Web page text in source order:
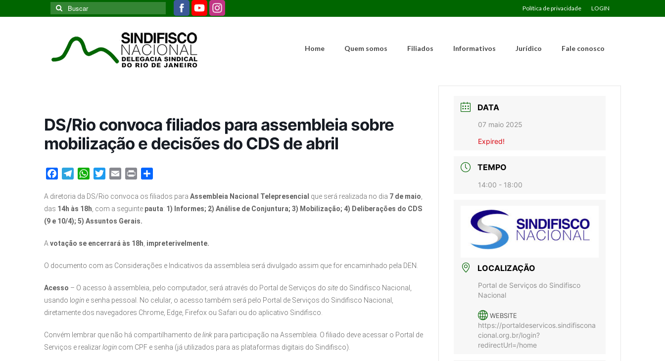
Política de privacidade LOGIN
Buscar
por:
Home Quem somos Filiados Informativos Jurídico Fale conosco
DS/Rio convoca filiados para assembleia sobre
mobilização e decisões do CDS de abril
FacebookTelegramWhatsApp
TwitterEmail Print
A diretoria da DS/Rio convoca os filiados para Assembleia Nacional Telepresencial que será realizada no dia 7 de maio
das 14h às 18h , com a seguinte pauta: 1) Informes; 2) Análise de Conjuntura; 3) Mobilização; 4) Deliberações do CDS
(9 e 10/4); 5) Assuntos Gerais.
A votação se encerrará às 18h impreterivelmente.
O documento com as Considerações e Indicativos da assembleia será divulgado assim que for encaminhado pela DEN.
Acesso – O acesso à assembleia, pelo computador, será através do Portal de Serviços do site do Sindifisco Nacional,
usando l ogin e senha pessoal. No celular, o acesso também será pelo Portal de Serviços do Sindifisco Nacional,
diretamente dos navegadores Chrome, Edge, Firefox ou Safari ou do aplicativo Sindifisco.
Convém lembrar que não há compartilhamento delink para participação na Assembleia. O filiado deve acessar o Portal de
Serviços e realizarlogin com CPF e senha (já utilizados para as plataformas digitais do Sindifisco).
DATA
07 maio 2025
Expired!
TEMPO
14:00 - 18:00
LOCALIZAÇÃO
Portal de Serviços do Sindifisco
Nacional
WEBSITE
https://portaldeservicos.sindifiscona
cional.org.br/login?
redirectUrl=/home